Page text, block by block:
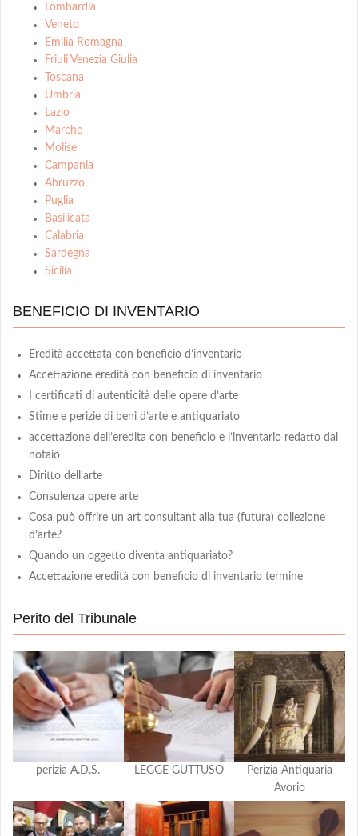
Lombardia
Veneto
Emilia Romagna
Friuli Venezia Giulia
Toscana
Umbria
Lazio
Marche
Molise
Campania
Abruzzo
Puglia
Basilicata
Calabria
Sardegna
Sicilia
BENEFICIO DI INVENTARIO
Eredità accettata con beneficio d’inventario
Accettazione eredità con beneficio di inventario
I certificati di autenticità delle opere d’arte
Stime e perizie di beni d’arte e antiquariato
accettazione dell’eredita con beneficio e l’inventario redatto dal
notaio
Diritto dell’arte
Consulenza opere arte
Cosa può offrire un art consultant alla tua (futura) collezione
d’arte?
Quando un oggetto diventa antiquariato?
Accettazione eredità con beneficio di inventario termine
Perito del Tribunale
perizia A.D.S. LEGGE GUTTUSO
Perizia Antiquaria
Avorio